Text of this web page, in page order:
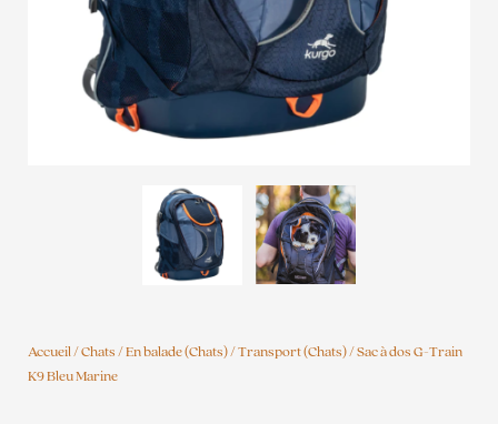
Accueil/Chats/En balade (Chats)/Transport (Chats)/ Sac à dos G-Train
K9 Bleu Marine